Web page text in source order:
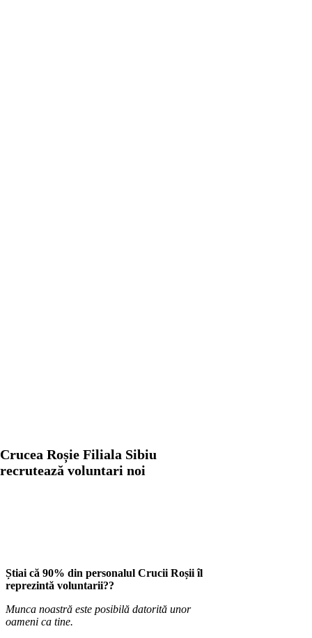
Crucea Roșie Filiala Sibiu
recrutează voluntari noi
Știai că 90% din personalul Crucii Roșii îl
reprezintă voluntarii??
Munca noastră este posibilă datorită unor
oameni ca tine.